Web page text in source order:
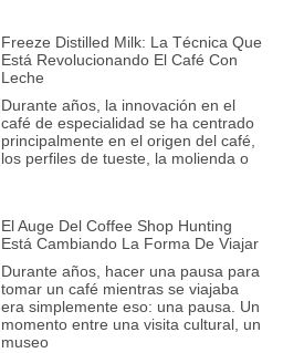
Freeze Distilled Milk: La Técnica Que
Está Revolucionando El Café Con
Leche
Durante años, la innovación en el
café de especialidad se ha centrado
principalmente en el origen del café,
los perfiles de tueste, la molienda o
El Auge Del Coffee Shop Hunting
Está Cambiando La Forma De Viajar
Durante años, hacer una pausa para
tomar un café mientras se viajaba
era simplemente eso: una pausa. Un
momento entre una visita cultural, un
museo